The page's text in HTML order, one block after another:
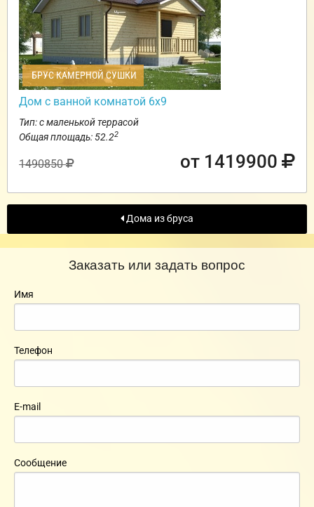
БРУС КАМЕРНОЙ СУШКИ
Дом с ванной комнатой 6х9
Тип: с маленькой террасой
Общая площадь: 52.22
1490850 от 1419900
Дома из бруса
Заказать или задать вопрос
Имя
Телефон
E-mail
Сообщение